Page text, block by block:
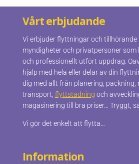
Vårt erbjudande
Vi erbjuder flyttningar och tillhörande
myndigheter och privatpersoner
och professionellt utfört uppdrag.
hjälp med hela eller delar av din
dig med allt från planering, packning,
transport, flyttstädning och
magasinering till bra priser… Tryggt,
Vi gör det enkelt att flytta…
Information